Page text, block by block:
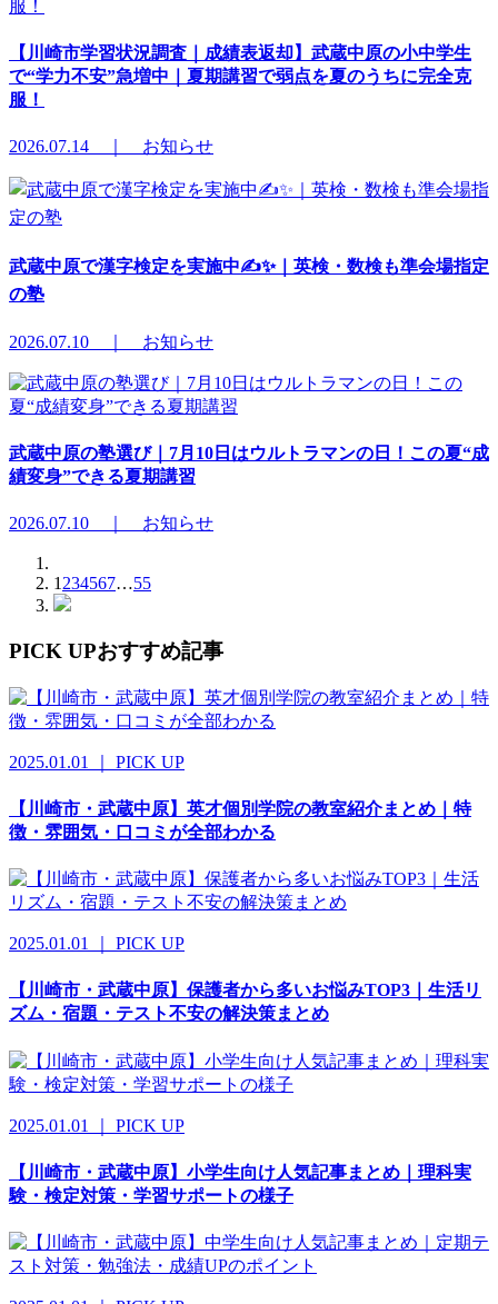
【川崎市学習状況調査｜成績表返却】武蔵中原の小中学生
で“学力不安”急増中｜夏期講習で弱点を夏のうちに完全克
服！
2026.07.14 ｜ お知らせ
武蔵中原で漢字検定を実施中✍️✨｜英検・数検も準会場指定
の塾
2026.07.10 ｜ お知らせ
武蔵中原の塾選び｜7月10日はウルトラマンの日！この夏“成
績変身”できる夏期講習
2026.07.10 ｜ お知らせ
1 234567…55
PICK UPおすすめ記事
2025.01.01 ｜ PICK UP
【川崎市・武蔵中原】英才個別学院の教室紹介まとめ｜特
徴・雰囲気・口コミが全部わかる
2025.01.01 ｜ PICK UP
【川崎市・武蔵中原】保護者から多いお悩みTOP3｜生活リ
ズム・宿題・テスト不安の解決策まとめ
2025.01.01 ｜ PICK UP
【川崎市・武蔵中原】小学生向け人気記事まとめ｜理科実
験・検定対策・学習サポートの様子